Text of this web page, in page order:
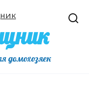
домохозяек